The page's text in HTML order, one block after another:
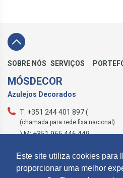
Este site utiliza cookies para
proporcionar uma melhor
SOBRE NÓS SERVIÇOS
MÓSDECOR
Azulejos Decorados
T: +351 244 401 897 (
(chamada para rede fixa nacional)
) M: +351 965 446 449